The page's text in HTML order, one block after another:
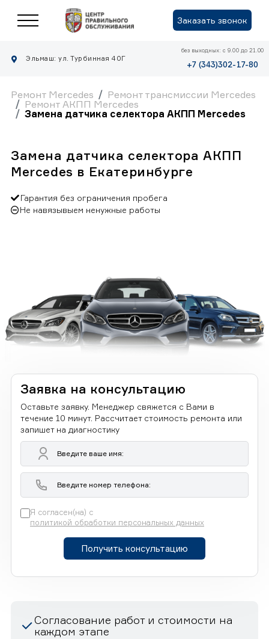
Заказать звонок
Эльмаш: ул. Турбинная 40Г
без выходных: с 9.00 до 21.00
+7 (343)302-17-80
Ремонт Mercedes
Ремонт трансмиссии Mercedes
Ремонт АКПП Mercedes
Замена датчика селектора АКПП Mercedes
Замена датчика селектора АКПП
Mercedes в Екатеринбурге
Гарантия без ограничения пробега
Не навязывыем ненужные работы
Заявка на консультацию
Оставьте заявку. Менеджер свяжется с Вами в
течение 10 минут. Рассчитает стоимость ремонта или
запишет на диагностику
Я согласен(на) с
политикой обработки персональных данных
Получить консультацию
Согласование работ и стоимости на
каждом этапе